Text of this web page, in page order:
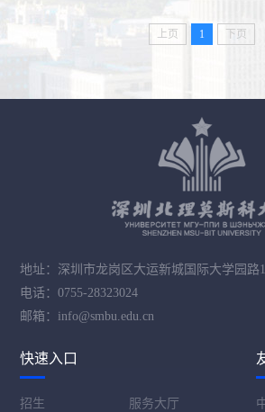
上页 1 下页
地址：深圳市龙岗区大运新城国际大学园路
电话：0755-28323024
邮箱：info@smbu.edu.cn
快速入口
招生
服务大厅